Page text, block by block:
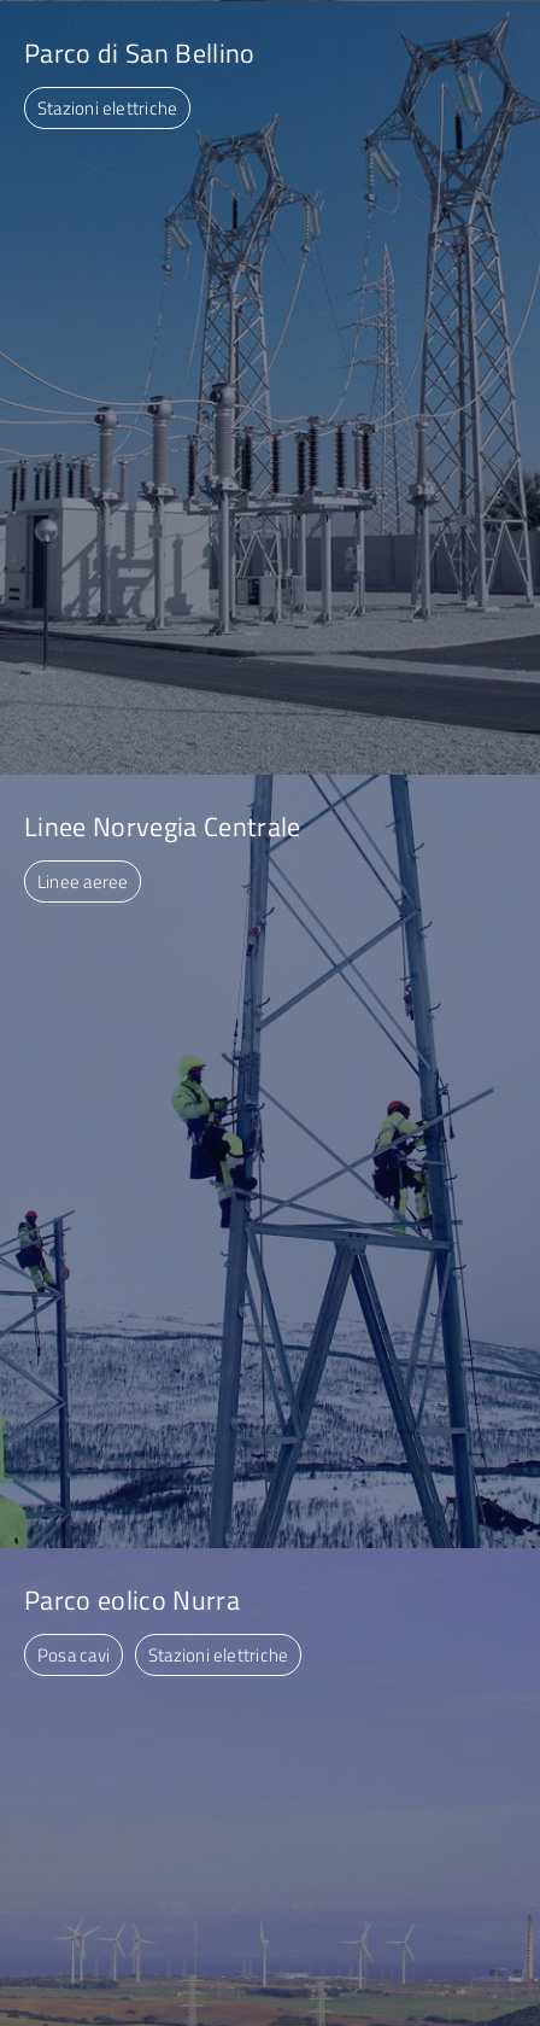
Parco di San Bellino
Stazioni elettriche
Linee Norvegia Centrale
Linee aeree
Parco eolico Nurra
Posa cavi Stazioni elettriche